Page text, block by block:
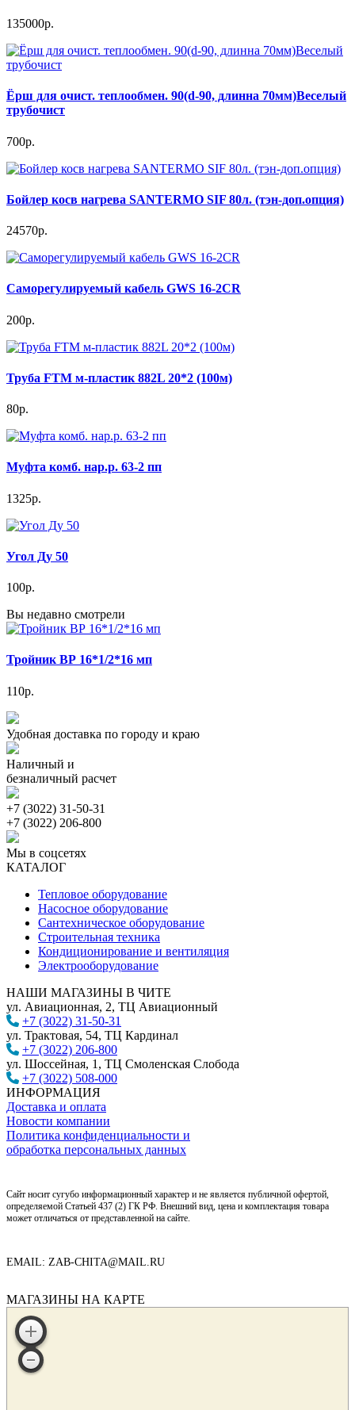
135000р.
Ёрш для очист. теплообмен. 90(d-90, длинна 70мм)Веселый
трубочист
700р.
Бойлер косв нагрева SANTERMO SIF 80л. (тэн-доп.опция)
24570р.
Саморегулируемый кабель GWS 16-2CR
200р.
Труба FTM м-пластик 882L 20*2 (100м)
80р.
Муфта комб. нар.р. 63-2 пп
1325р.
Угол Ду 50
100р.
Вы недавно смотрели
Тройник ВР 16*1/2*16 мп
110р.
Удобная доставка по городу и краю
Наличный и
безналичный расчет
+7 (3022) 31-50-31
+7 (3022) 206-800
Мы в соцсетях
КАТАЛОГ
Тепловое оборудование
Насосное оборудование
Сантехническое оборудование
Строительная техника
Кондиционирование и вентиляция
Электрооборудование
НАШИ МАГАЗИНЫ В ЧИТЕ
ул. Авиационная, 2, ТЦ Авиационный
+7 (3022) 31-50-31
ул. Трактовая, 54, ТЦ Кардинал
+7 (3022) 206-800
ул. Шоссейная, 1, ТЦ Смоленская Слобода
+7 (3022) 508-000
ИНФОРМАЦИЯ
Доставка и оплата
Новости компании
Политика конфиденциальности и
обработка персональных данных
Сайт носит сугубо информационный характер и не является публичной офертой,
определяемой Статьей 437 (2) ГК РФ. Внешний вид, цена и комплектация товара
может отличаться от представленной на сайте.
EMAIL: ZAB-CHITA@MAIL.RU
МАГАЗИНЫ НА КАРТЕ